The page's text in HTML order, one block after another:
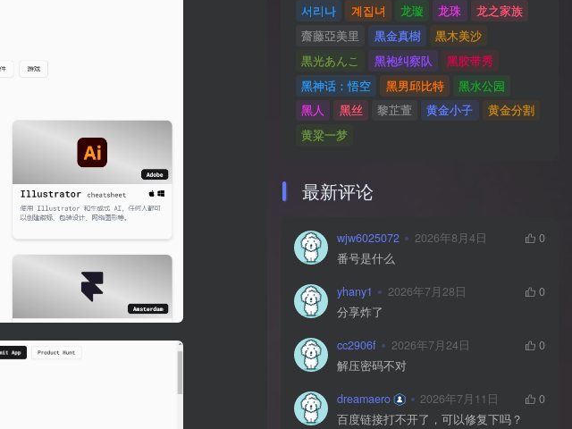
서리나 계집녀 龙璇 龙珠
龙之家族
齋藤亞美里
黒金真樹
黒木美沙
黒光あんこ
黑袍纠察队
黑胶带秀
黑神话：悟空
黑男邱比特
黑水公园
黑人
黑丝 黎芷萱 黄金小子
黄金分割
黄粱一梦
最新评论
wjw6025072 2026年8月4日
0
番号是什么
yhany1 2026年7月28日
0
分享炸了
cc2906f 2026年7月24日
0
解压密码不对
dreamaero 2026年7月11日
0
百度链接打不开了，可以修复下吗？